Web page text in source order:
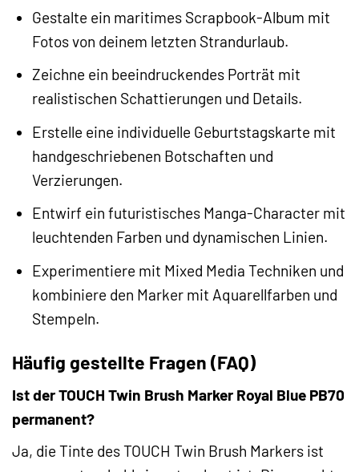
Gestalte ein maritimes Scrapbook-Album mit
Fotos von deinem letzten Strandurlaub.
Zeichne ein beeindruckendes Porträt mit
realistischen Schattierungen und Details.
Erstelle eine individuelle Geburtstagskarte mit
handgeschriebenen Botschaften und
Verzierungen.
Entwirf ein futuristisches Manga-Character mit
leuchtenden Farben und dynamischen Linien.
Experimentiere mit Mixed Media Techniken und
kombiniere den Marker mit Aquarellfarben und
Stempeln.
Häufig gestellte Fragen (FAQ)
Ist der TOUCH Twin Brush Marker Royal Blue PB70
permanent?
Ja, die Tinte des TOUCH Twin Brush Markers ist